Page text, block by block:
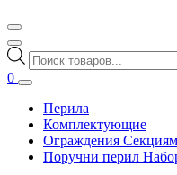
Поиск
товаров
0
Перила
Комплектующие
Ограждения
Поручни перил